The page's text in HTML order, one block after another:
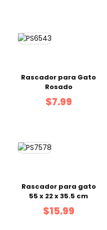
Rascador para Gato
Rosado
$7.99
Rascador para gato
55 x 22 x 35.5 cm
$15.99